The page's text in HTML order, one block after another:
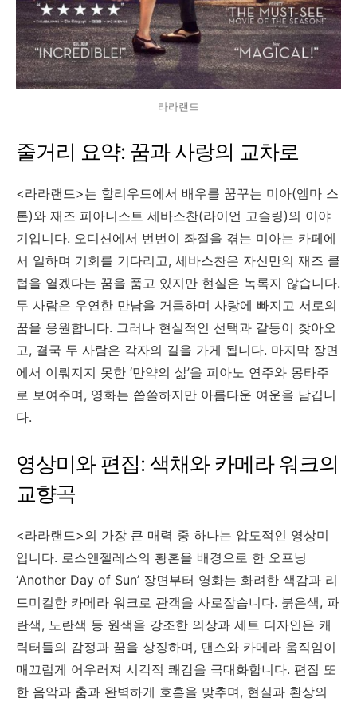
라라랜드
줄거리 요약: 꿈과 사랑의 교차로
<라라랜드>는 할리우드에서 배우를 꿈꾸는 미아(엠마 스
톤)와 재즈 피아니스트 세바스찬(라이언 고슬링)의 이야
기입니다. 오디션에서 번번이 좌절을 겪는 미아는 카페에
서 일하며 기회를 기다리고, 세바스찬은 자신만의 재즈 클
럽을 열겠다는 꿈을 품고 있지만 현실은 녹록지 않습니다.
두 사람은 우연한 만남을 거듭하며 사랑에 빠지고 서로의
꿈을 응원합니다. 그러나 현실적인 선택과 갈등이 찾아오
고, 결국 두 사람은 각자의 길을 가게 됩니다. 마지막 장면
에서 이뤄지지 못한 ‘만약의 삶’을 피아노 연주와 몽타주
로 보여주며, 영화는 씁쓸하지만 아름다운 여운을 남깁니
다.
영상미와 편집: 색채와 카메라 워크의
교향곡
<라라랜드>의 가장 큰 매력 중 하나는 압도적인 영상미
입니다. 로스앤젤레스의 황혼을 배경으로 한 오프닝
‘Another Day of Sun’ 장면부터 영화는 화려한 색감과 리
드미컬한 카메라 워크로 관객을 사로잡습니다. 붉은색, 파
란색, 노란색 등 원색을 강조한 의상과 세트 디자인은 캐
릭터들의 감정과 꿈을 상징하며, 댄스와 카메라 움직임이
매끄럽게 어우러져 시각적 쾌감을 극대화합니다. 편집 또
한 음악과 춤과 완벽하게 호흡을 맞추며, 현실과 환상의